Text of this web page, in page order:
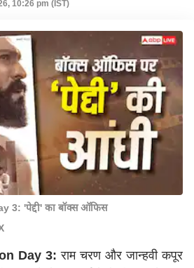
10:26 pm (IST)
3: 'पेद्दी' का बॉक्स ऑफिस
Day 3: राम चरण और जान्हवी कपूर